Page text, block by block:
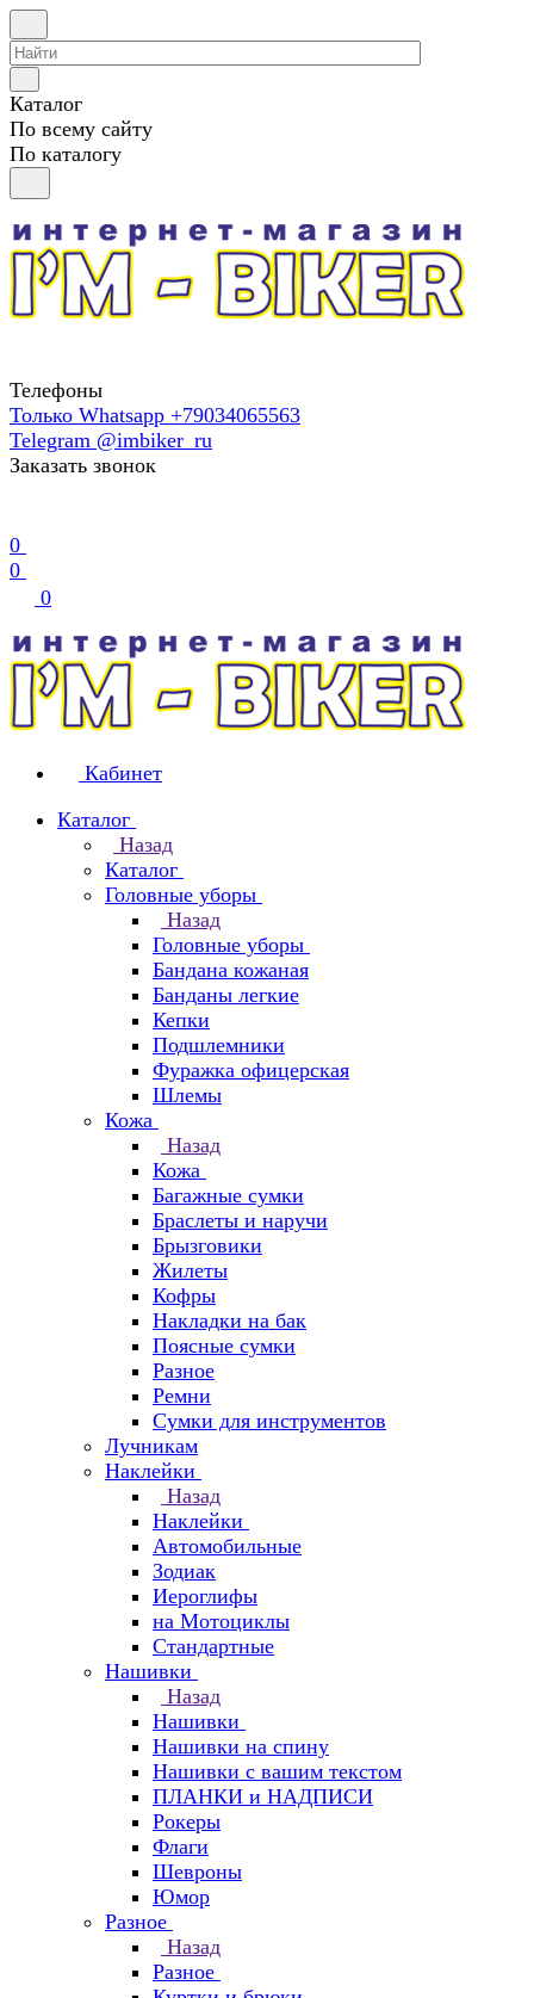
Каталог
По всему сайту
По каталогу
Телефоны
Только Whatsapp +79034065563
Telegram @imbiker_ru
Заказать звонок
0
0
0
Кабинет
Каталог
Назад
Каталог
Головные уборы
Назад
Головные уборы
Бандана кожаная
Банданы легкие
Кепки
Подшлемники
Фуражка офицерская
Шлемы
Кожа
Назад
Кожа
Багажные сумки
Браслеты и наручи
Брызговики
Жилеты
Кофры
Накладки на бак
Поясные сумки
Разное
Ремни
Сумки для инструментов
Лучникам
Наклейки
Назад
Наклейки
Автомобильные
Зодиак
Иероглифы
на Мотоциклы
Стандартные
Нашивки
Назад
Нашивки
Нашивки на спину
Нашивки с вашим текстом
ПЛАНКИ и НАДПИСИ
Рокеры
Флаги
Шевроны
Юмор
Разное
Назад
Разное